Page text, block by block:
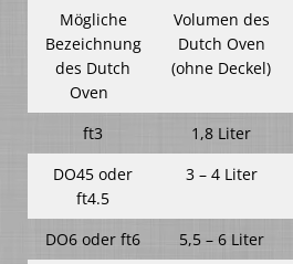
Mögliche
Bezeichnung
des Dutch
Oven
Volumen des
Dutch Oven
(ohne Deckel)
ft3
1,8 Liter
DO45 oder
ft4.5
3 – 4 Liter
DO6 oder ft6 5,5 – 6 Liter